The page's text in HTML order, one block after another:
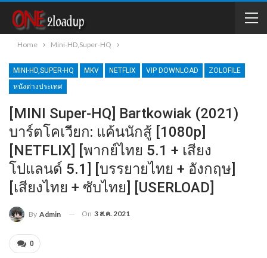
Home Mini-HD,Super-HQ
MINI-HD,SUPER-HQ MKV NETFLIX VIP DOWNLOAD
ZOLOFILE
หนังต่างประเทศ
[MINI Super-HQ] Bartkowiak (2021)
บาร์ตโคเวียก: แค้นนักสู้ [1080p]
[NETFLIX] [พากย์ไทย 5.1 + เสียง
โปแลนด์ 5.1] [บรรยายไทย + อังกฤษ]
[เสียงไทย + ซับไทย] [USERLOAD]
By Admin On 3 ส.ค. 2021
0